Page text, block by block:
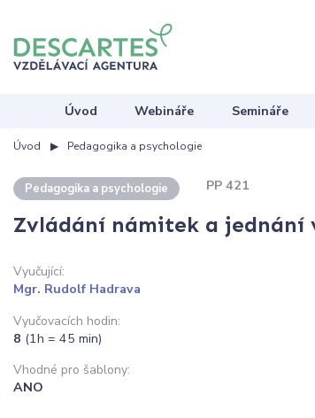
Úvod Webináře Semináře
Úvod Pedagogika a psychologie
Pedagogika a psychologie PP 421
Zvládání námitek a jednání
Vyučující:
Mgr. Rudolf Hadrava
Vyučovacích hodin:
8 (1h = 45 min)
Vhodné pro šablony:
ANO